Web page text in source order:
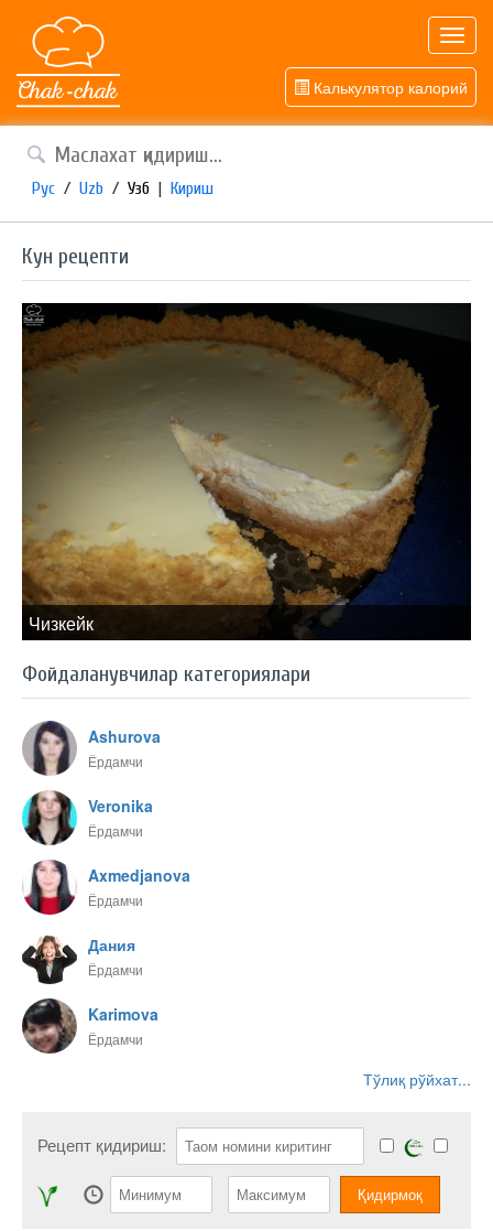
Калькулятор калорий
Рус / Uzb / Узб | Кириш
Кун рецепти
Чизкейк
Фойдаланувчилар категориялари
Ashurova
Ёрдамчи
Veronika
Ёрдамчи
Axmedjanova
Ёрдамчи
Дания
Ёрдамчи
Karimova
Ёрдамчи
Тўлиқ рўйхат...
Рецепт қидириш: